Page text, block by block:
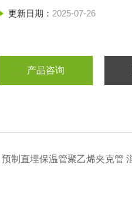
更新日期： 2025-07-26
产品咨询
制直埋保温管聚乙烯夹克管